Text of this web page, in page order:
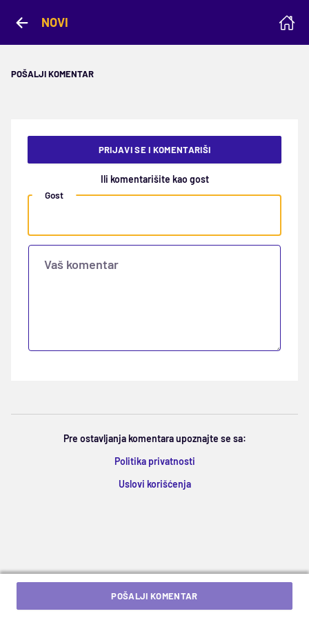
NOVI
POŠALJI KOMENTAR
PRIJAVI SE I KOMENTARIŠI
Ili komentarišite kao gost
Gost
Vaš komentar
Pre ostavljanja komentara upoznajte se sa:
Politika privatnosti
Uslovi korišćenja
POŠALJI KOMENTAR